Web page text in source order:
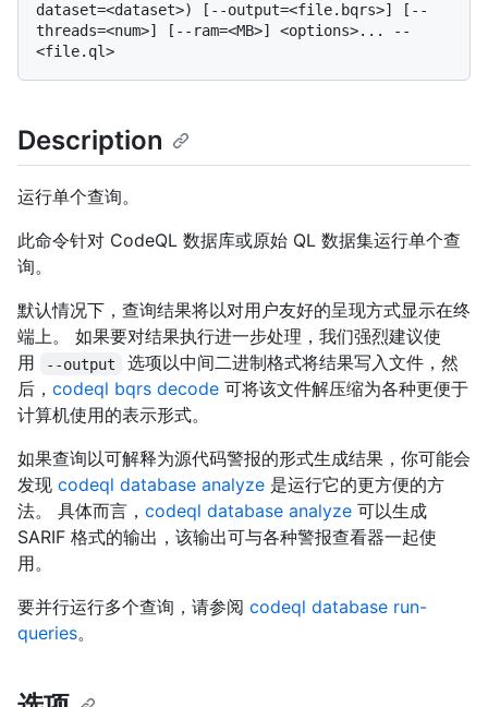
dataset=<dataset>) [--output=<file.bqrs>] [--
threads=<num>] [--ram=<MB>] <options>... --
Description
运行单个查询。
此命令针对 CodeQL 数据库或原始 QL 数据集运行单个查
询。
默认情况下，查询结果将以对用户友好的呈现方式显示在终
端上。 如果要对结果执行进一步处理，我们强烈建议使
用
--output
选项以中间二进制格式将结果写入文件，然
后， codeql bqrs decode 可将该文件解压缩为各种更便于
计算机使用的表示形式。
如果查询以可解释为源代码警报的形式生成结果，你可能会
发现 codeql database analyze 是运行它的更方便的方
法。 具体而言， codeql database analyze 可以生成
SARIF 格式的输出，该输出可与各种警报查看器一起使
用。
要并行运行多个查询，请参阅 codeql database run-
queries。